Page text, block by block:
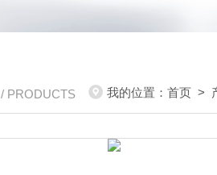
/ PRODUCTS 我的位置： 首页 >